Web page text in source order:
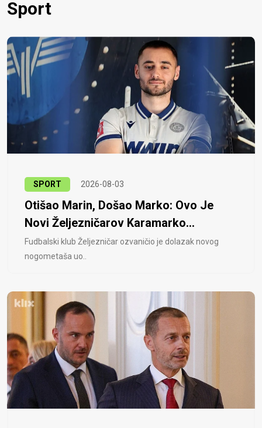
Sport
SPORT 2026-08-03
Otišao Marin, Došao Marko: Ovo Je
Novi Željezničarov Karamarko...
Fudbalski klub Željezničar ozvaničio je dolazak novog
nogometaša uo..